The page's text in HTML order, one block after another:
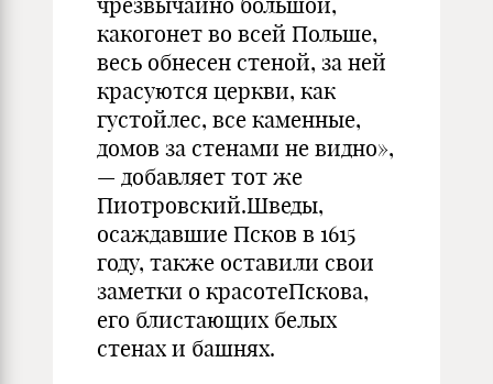
какогонет во всей Польше,
весь обнесен стеной, за ней
красуются церкви, как
густойлес, все каменные,
домов за стенами не видно»,
— добавляет тот же
Пиотровский.Шведы,
осаждавшие Псков в 1615
году, также оставили свои
заметки о красотеПскова,
его блистающих белых
стенах и башнях.